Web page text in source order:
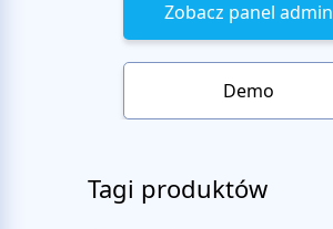
Zobacz panel admin
Demo
Tagi produktów